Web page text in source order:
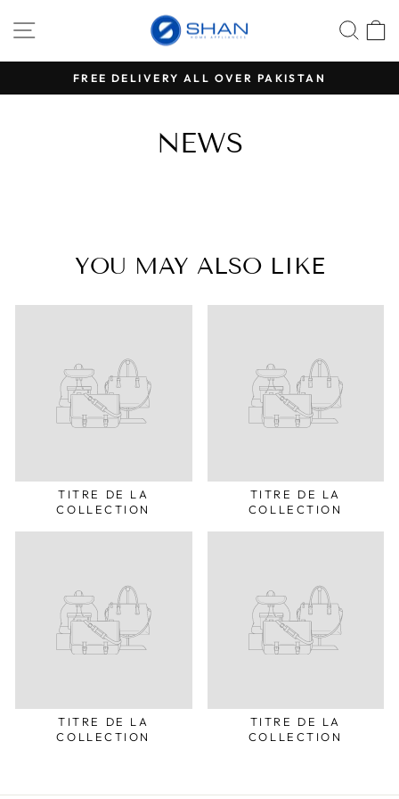
au
Diaporama
FREE DELIVERY ALL OVER PAKISTAN
NEWS
YOU MAY ALSO LIKE
TITRE DE LA
COLLECTION
TITRE DE LA
COLLECTION
TITRE DE LA
COLLECTION
TITRE DE LA
COLLECTION